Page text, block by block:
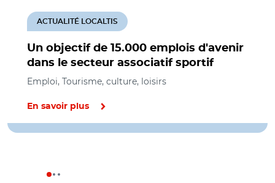
Un objectif de 15.000 emplois d'avenir
dans le secteur associatif sportif
ACTUALITÉ LOCALTIS
Emploi, Tourisme, culture, loisirs
En savoir plus